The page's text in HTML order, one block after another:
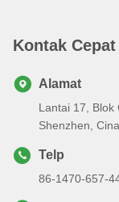
Kontak Cepat
Alamat
Lantai 17, Blok
Shenzhen,
Telp
86-1470-657-